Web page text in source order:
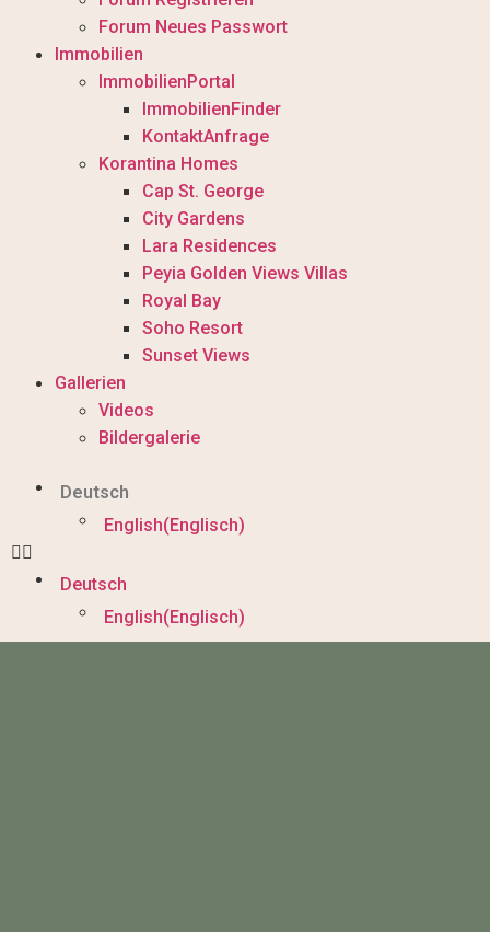
Forum Neues Passwort
Immobilien
ImmobilienPortal
ImmobilienFinder
KontaktAnfrage
Korantina Homes
Cap St. George
City Gardens
Lara Residences
Peyia Golden Views Villas
Royal Bay
Soho Resort
Sunset Views
Gallerien
Videos
Bildergalerie
Deutsch
English(Englisch)
Deutsch
English(Englisch)